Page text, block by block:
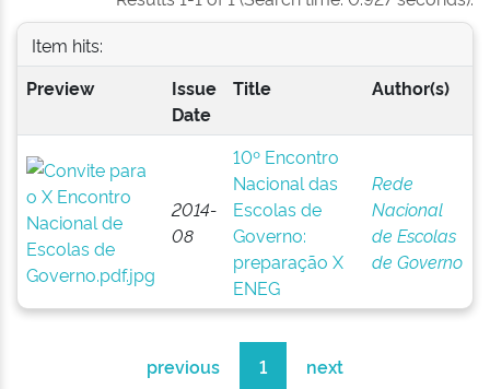
Item hits:
Preview
Issue
Date
Title Author(s)
2014-
08
10º Encontro
Nacional das
Escolas de
Governo:
preparação X
ENEG
Rede
Nacional
de Escolas
de Governo
previous 1 next